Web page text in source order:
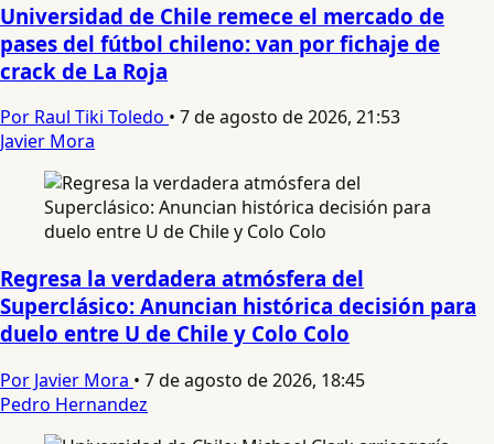
Universidad de Chile remece el mercado de
pases del fútbol chileno: van por fichaje de
crack de La Roja
Por Raul Tiki Toledo • 7 de agosto de 2026, 21:53
Javier Mora
Regresa la verdadera atmósfera del
Superclásico: Anuncian histórica decisión para
duelo entre U de Chile y Colo Colo
Por Javier Mora • 7 de agosto de 2026, 18:45
Pedro Hernandez